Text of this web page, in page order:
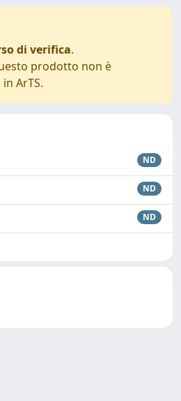
di verifica.
prodotto non è
ArTS.
ND
ND
ND